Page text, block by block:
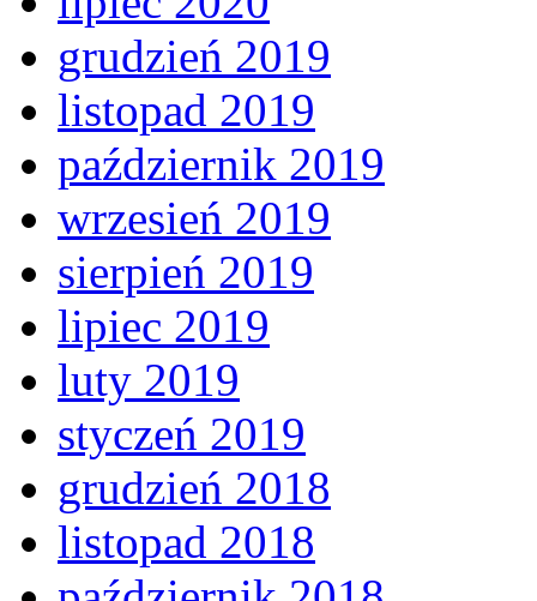
grudzień 2019
listopad 2019
październik 2019
wrzesień 2019
sierpień 2019
lipiec 2019
luty 2019
styczeń 2019
grudzień 2018
listopad 2018